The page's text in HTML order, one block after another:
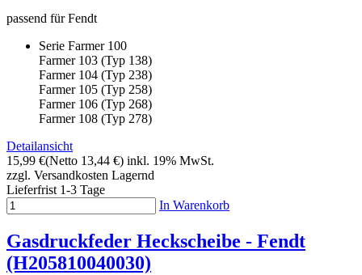
passend für Fendt
Serie Farmer 100
Farmer 103 (Typ 138)
Farmer 104 (Typ 238)
Farmer 105 (Typ 258)
Farmer 106 (Typ 268)
Farmer 108 (Typ 278)
Detailansicht
15,99 €(Netto 13,44 €) inkl. 19% MwSt.
zzgl. Versandkosten Lagernd
Lieferfrist 1-3 Tage
In Warenkorb
Gasdruckfeder Heckscheibe - Fendt
(H205810040030)